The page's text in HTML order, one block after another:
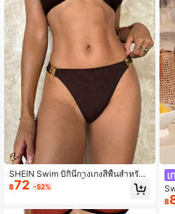
598K ผู้ติดตาม
598K ผู้ติดตาม
SHEIN Swim บิกินี่กางเกงสีพื้นสำหรับผู้
หญิงสำหรับการเล่นน้ำ ลงเล่นชายหาด
฿72 -52%
ย
ท
฿